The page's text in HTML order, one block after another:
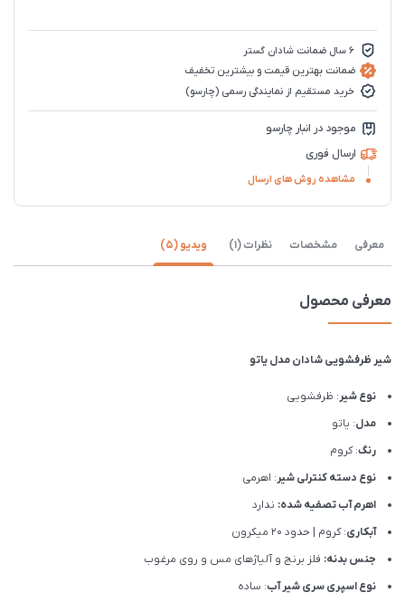
6 سال ضمانت شادان گستر
ضمانت بهترین قیمت و بیشترین تخفیف
خرید مستقیم از نمایندگی رسمی (چارسو)
موجود در انبار چارسو
ارسال فوری
مشاهده روش های ارسال
معرفی مشخصات نظرات (1) ویدیو (5)
معرفی محصول
شیر ظرفشویی شادان مدل یاتو
نوع شیر: ظرفشویی
مدل: یاتو
رنگ: کروم
نوع دسته کنترلی شیر: اهرمی
اهرم آب تصفیه شده: ندارد
آبکاری: کروم | حدود 20 میکرون
جنس بدنه: فلز برنج و آلیاژهای مس و روی مرغوب
نوع اسپری سری شیر آب: ساده